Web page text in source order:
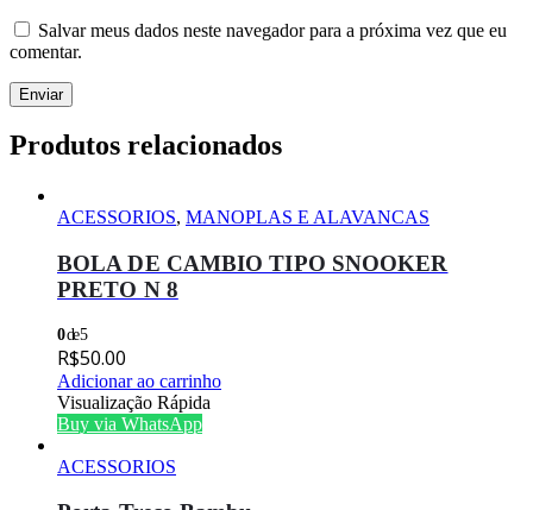
Salvar meus dados neste navegador para a próxima vez que eu
comentar.
Produtos relacionados
ACESSORIOS, MANOPLAS E ALAVANCAS
BOLA DE CAMBIO TIPO SNOOKER
PRETO N 8
0de 5
R$50.00
Adicionar ao carrinho
Visualização Rápida
Buy via WhatsApp
ACESSORIOS